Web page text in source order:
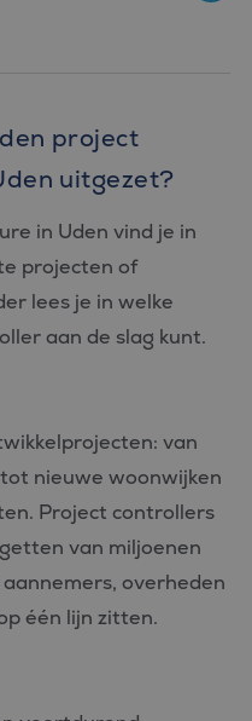
project
uitgezet?
in Uden vind je in
projecten of
lees je in welke
aan de slag kunt.
van
nieuwe woonwijken
Project controllers
van miljoenen
overheden
één lijn zitten.